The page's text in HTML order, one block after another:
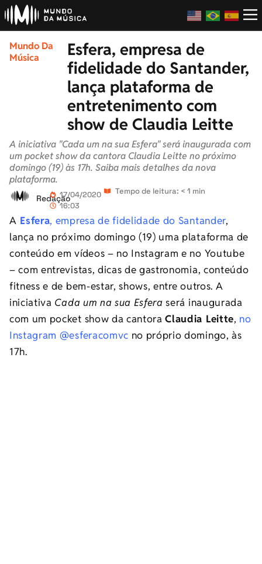
Mundo Da
Música
Esfera, empresa de
fidelidade do Santander,
lança plataforma de
entretenimento com
show de Claudia Leitte
A iniciativa "Cada um na sua Esfera" será inaugurada com
um pocket show da cantora Claudia Leitte no próximo
domingo (19) às 17h. Saiba mais detalhes da nova
plataforma.
Redação17/04/2020
16:03
Tempo de leitura: < 1 min
A Esfera, empresa de fidelidade do Santander,
lança no próximo domingo (19) uma plataforma de
conteúdo em vídeos – no Instagram e no Youtube
– com entrevistas, dicas de gastronomia, conteúdo
fitness e de bem-estar, shows, entre outros. A
iniciativa Cada um na sua Esfera será inaugurada
com um pocket show da cantoraClaudia Leitte, no
Instagram @esferacomvc no próprio domingo, às
17h.